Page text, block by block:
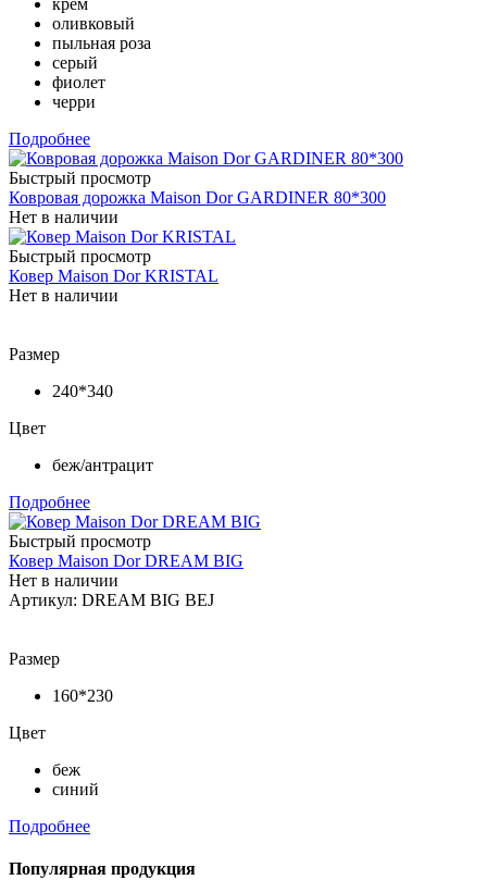
оливковый
пыльная роза
серый
фиолет
черри
Подробнее
Быстрый просмотр
Ковровая дорожка Maison Dor GARDINER 80*300
Нет в наличии
Быстрый просмотр
Ковер Maison Dor KRISTAL
Нет в наличии
Размер
240*340
Цвет
беж/антрацит
Подробнее
Быстрый просмотр
Ковер Maison Dor DREAM BIG
Нет в наличии
Артикул: DREAM BIG BEJ
Размер
160*230
Цвет
беж
синий
Подробнее
Популярная продукция